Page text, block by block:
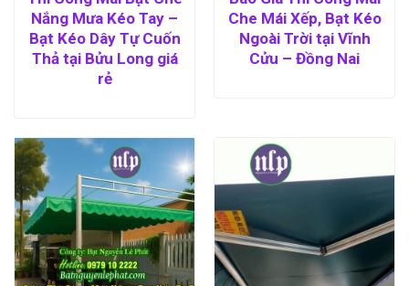
Nắng Mưa Kéo Tay –
Bạt Kéo Dây Tự Cuốn
Thả tại Bửu Long giá
rẻ
Che Mái Xếp, Bạt Kéo
Ngoài Trời tại Vĩnh
Cửu – Đồng Nai